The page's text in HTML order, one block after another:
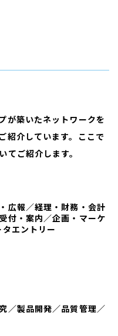
が築いたネットワークを
紹介しています。ここで
てご紹介します。
広報／経理・財務・会計
付・案内／企画・マーケ
エントリー
／製品開発／品質管理／